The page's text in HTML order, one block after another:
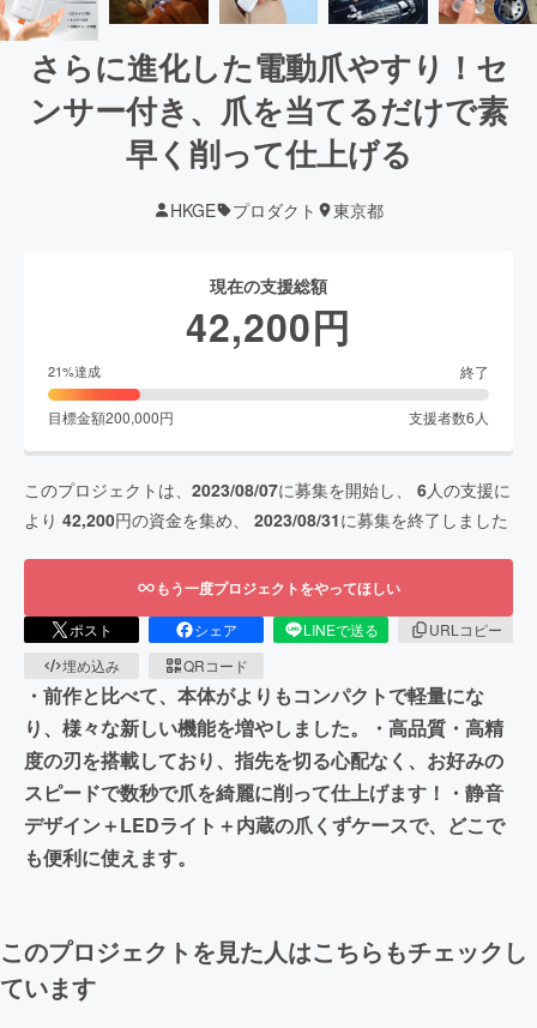
さらに進化した電動爪やすり！セ
ンサー付き、爪を当てるだけで素
早く削って仕上げる
HKGE プロダクト 東京都
現在の支援総額
42,200円
21%達成 終了
目標金額200,000円 支援者数6 人
このプロジェクトは、 2023/08/07に募集を開始し、 6人の支援に
より 42,200円の資金を集め、 2023/08/31に募集を終了しました
もう一度プロジェクトをやってほしい
ポスト シェア LINEで送る
URLコピー
埋め込み
QRコード
・前作と比べて、本体がよりもコンパクトで軽量にな
り、様々な新しい機能を増やしました。・高品質・高精
度の刃を搭載しており、指先を切る心配なく、お好みの
スピードで数秒で爪を綺麗に削って仕上げます！・静音
デザイン＋LEDライト＋内蔵の爪くずケースで、どこで
も便利に使えます。
このプロジェクトを見た人はこちらもチェックし
ています